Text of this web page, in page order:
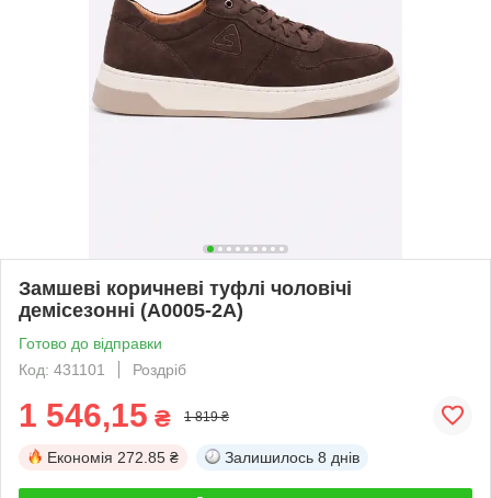
Замшеві коричневі туфлі чоловічі
демісезонні (A0005-2A)
Готово до відправки
Код: 431101
Роздріб
1 546,15 ₴ 1 819 ₴
Економія 272.85 ₴ Залишилось 8 днів